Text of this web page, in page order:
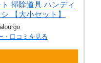
掃除道具 ハンディ
【大小セット】
alourgo
・口コミを見る